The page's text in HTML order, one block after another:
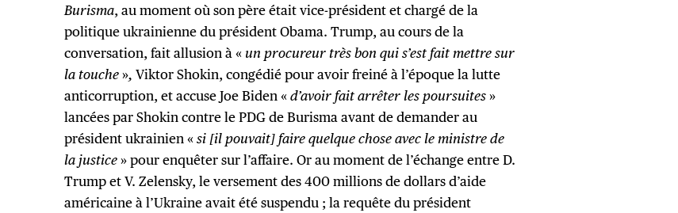
Burisma, au moment où son père était vice-président et chargé de la
politique ukrainienne du président Obama. Trump, au cours de la
conversation, fait allusion à «un procureur très bon qui s’est fait mettre sur
la touche», Viktor Shokin, congédié pour avoir freiné à l’époque la lutte
anticorruption, et accuse Joe Biden «d’avoir fait arrêter les poursuites»
lancées par Shokin contre le PDG de Burisma avant de demander au
président ukrainien «si [il pouvait] faire quelque chose avec le ministre de
la justice» pour enquêter sur l’affaire. Or au moment de l’échange entre D.
Trump et V. Zelensky, le versement des 400 millions de dollars d’aide
américaine à l’Ukraine avait été suspendu ; la requête du président